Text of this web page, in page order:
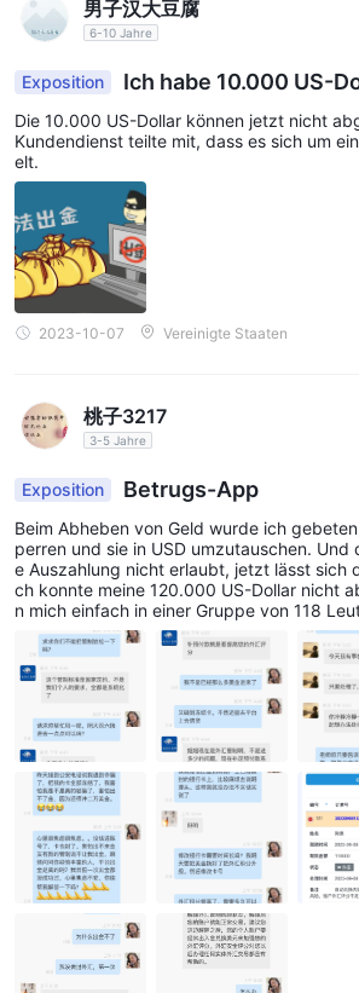
Stabilität zu verbessern.
Gebühren
TFI erhebt Übernachtungsgebühren für
Devisentransaktionen und eine Reihe von
verschiedene Kundentypen, wie
Transaktionsgebühren, eingehende und
Zahlungsgebühren. Sie können die
um die aktuellsten Details zu diesen
Tier 1
https://tfimarkets.com/uploads/legal/
https://tfimarkets.com/uploads/legal/
男子汉大豆腐
6-10 Jahre
Exposition
Ich habe 10.000 US-
Ich kann es jetzt nicht
Die 10.000 US-Dollar können jetzt nicht
Kundendienst teilte mit, dass es sich um
elt.
2023-10-07 Vereinigte Staaten
桃子3217
3-5 Jahre
Exposition Betrugs-App
Beim Abheben von Geld wurde ich
perren und sie in USD umzutauschen. Und
e Auszahlung nicht erlaubt, jetzt lässt sich
ch konnte meine 120.000 US-Dollar nicht
n mich einfach in einer Gruppe von 118